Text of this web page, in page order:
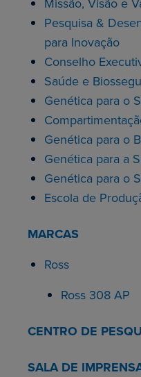
Pesquisa &
para Inovação
Conselho
Saúde e
Genética para o
Genética para o
Genética para a
Genética para o
Escola de
MARCAS
Ross
Ross 308 AP
CENTRO DE
SALA DE